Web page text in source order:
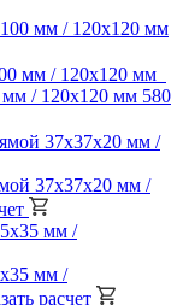
мм / 120х120 мм
/ 120х120 мм 580
37х37х20 мм /
мм /
расчет